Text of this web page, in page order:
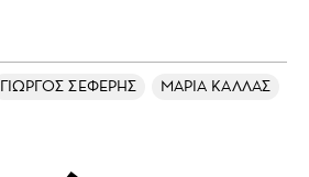
ΓΙΩΡΓΟΣ ΣΕΦΕΡΗΣ ΜΑΡΙΑ ΚΑΛΛΑΣ